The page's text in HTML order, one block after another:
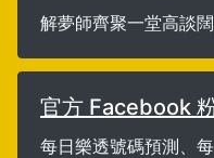
解夢師齊聚一堂高談
官方 Facebook
每日樂透號碼預測、